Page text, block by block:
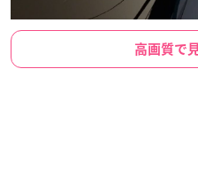
高画質で